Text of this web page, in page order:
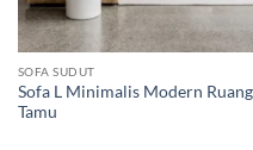
SOFA SUDUT
Sofa L Minimalis Modern Ruang
Tamu